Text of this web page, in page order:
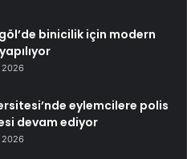
binicilik için modern
2026
eylemcilere polis
devam ediyor
2026